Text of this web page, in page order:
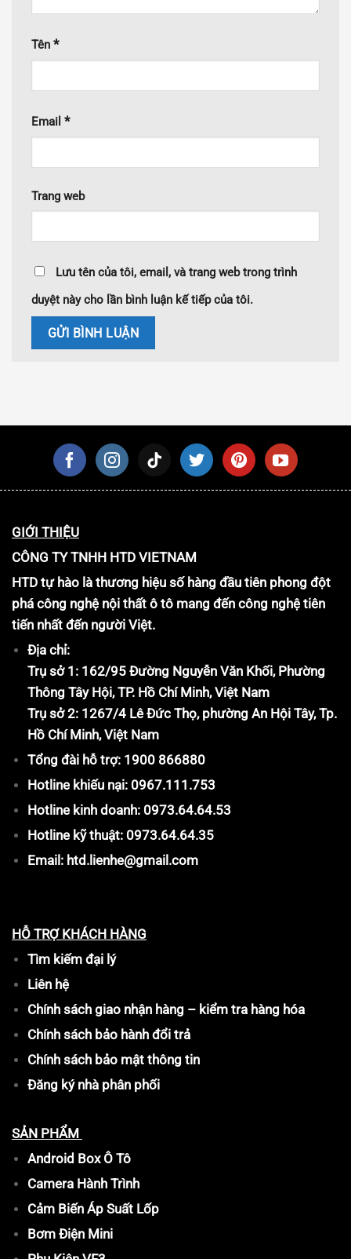
Tên *
Email *
Trang web
Lưu tên của tôi, email, và trang web trong trình
duyệt này cho lần bình luận kế tiếp của tôi.
GIỚI THIỆU
CÔNG TY TNHH HTD VIETNAM
HTD tự hào là thương hiệu số hàng đầu tiên phong đột
phá công nghệ nội thất ô tô mang đến công nghệ tiên
tiến nhất đến người Việt.
Địa chỉ:
Trụ sở 1: 162/95 Đường Nguyễn Văn Khối, Phường
Thông Tây Hội, TP. Hồ Chí Minh, Việt Nam
Trụ sở 2: 1267/4 Lê Đức Thọ, phường An Hội Tây, Tp.
Hồ Chí Minh, Việt Nam
Tổng đài hỗ trợ: 1900 866880
Hotline khiếu nại: 0967.111.753
Hotline kinh doanh: 0973.64.64.53
Hotline kỹ thuật: 0973.64.64.35
Email: htd.lienhe@gmail.com
HỖ TRỢ KHÁCH HÀNG
Tìm kiếm đại lý
Liên hệ
Chính sách giao nhận hàng – kiểm tra hàng hóa
Chính sách bảo hành đổi trả
Chính sách bảo mật thông tin
Đăng ký nhà phân phối
SẢN PHẨM
Android Box Ô Tô
Camera Hành Trình
Cảm Biến Áp Suất Lốp
Bơm Điện Mini